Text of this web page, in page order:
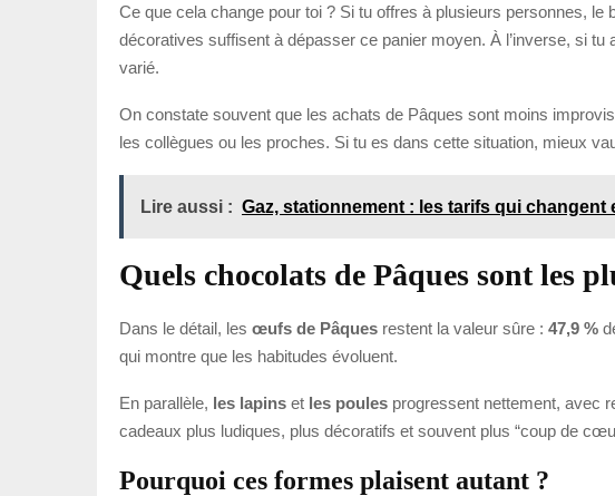
Ce que cela change pour toi ? Si tu offres à plusieurs personnes,
décoratives suffisent à dépasser ce panier moyen. À l’inverse, si
varié.
On constate souvent que les achats de Pâques sont moins
les collègues ou les proches. Si tu es dans cette situation, mieux
Lire aussi : Gaz, stationnement : les tarifs qui changent
Quels chocolats de Pâques sont les
Dans le détail, les œufs de Pâques restent la valeur sûre : 47,9 %
qui montre que les habitudes évoluent.
En parallèle, les lapins et les poules progressent nettement, avec
cadeaux plus ludiques, plus décoratifs et souvent plus “coup de
Pourquoi ces formes plaisent autant ?